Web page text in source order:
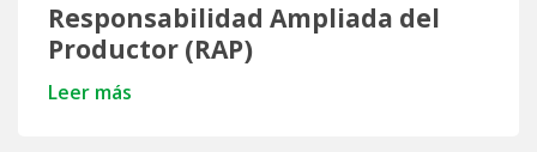
Responsabilidad Ampliada del
Productor (RAP)
Leer más